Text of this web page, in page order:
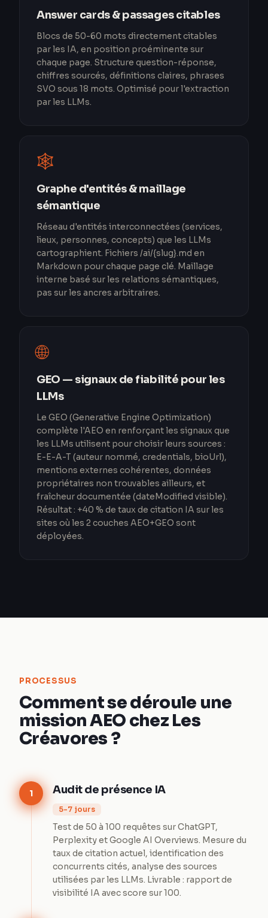
Answer cards & passages citables
Blocs de 50-60 mots directement citables
par les IA, en position proéminente sur
chaque page. Structure question-réponse,
chiffres sourcés, définitions claires, phrases
SVO sous 18 mots. Optimisé pour l'extraction
par les LLMs.
🕸️
Graphe d'entités & maillage
sémantique
Réseau d'entités interconnectées (services,
lieux, personnes, concepts) que les LLMs
cartographient. Fichiers /ai/{slug}.md en
Markdown pour chaque page clé. Maillage
interne basé sur les relations sémantiques,
pas sur les ancres arbitraires.
🌐
GEO — signaux de fiabilité pour les
LLMs
Le GEO (Generative Engine Optimization)
complète l'AEO en renforçant les signaux que
les LLMs utilisent pour choisir leurs sources :
E-E-A-T (auteur nommé, credentials, bioUrl),
mentions externes cohérentes, données
propriétaires non trouvables ailleurs, et
fraîcheur documentée (dateModified visible).
Résultat : +40 % de taux de citation IA sur les
sites où les 2 couches AEO+GEO sont
déployées.
PROCESSUS
Comment se déroule une
mission AEO chez Les
Créavores ?
1 Audit de présence IA
5-7 jours
Test de 50 à 100 requêtes sur ChatGPT,
Perplexity et Google AI Overviews. Mesure du
taux de citation actuel, identification des
concurrents cités, analyse des sources
utilisées par les LLMs. Livrable : rapport de
visibilité IA avec score sur 100.